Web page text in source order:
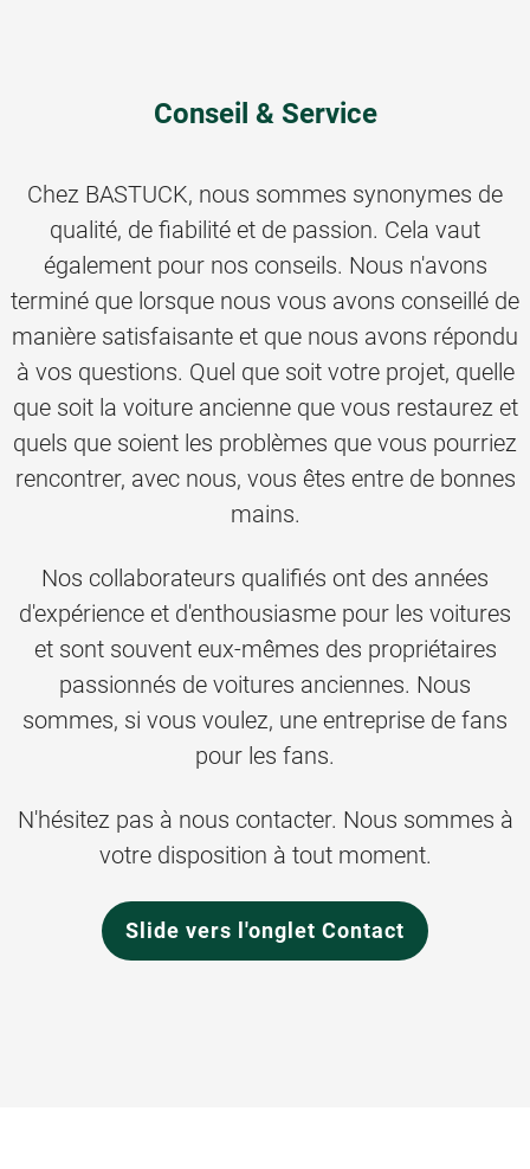
Conseil & Service
Chez BASTUCK, nous sommes synonymes de
qualité, de fiabilité et de passion. Cela vaut
également pour nos conseils. Nous n'avons
terminé que lorsque nous vous avons conseillé de
manière satisfaisante et que nous avons répondu
à vos questions. Quel que soit votre projet, quelle
que soit la voiture ancienne que vous restaurez et
quels que soient les problèmes que vous pourriez
rencontrer, avec nous, vous êtes entre de bonnes
mains.
Nos collaborateurs qualifiés ont des années
d'expérience et d'enthousiasme pour les voitures
et sont souvent eux-mêmes des propriétaires
passionnés de voitures anciennes. Nous
sommes, si vous voulez, une entreprise de fans
pour les fans.
N'hésitez pas à nous contacter. Nous sommes à
votre disposition à tout moment.
Slide vers l'onglet Contact